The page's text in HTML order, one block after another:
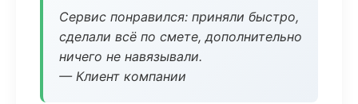
Сервис понравился: приняли быстро,
сделали всё по смете, дополнительно
ничего не навязывали.
— Клиент компании